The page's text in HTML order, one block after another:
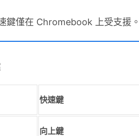
鍵僅在 Chromebook 上受支援
快速鍵
向上鍵